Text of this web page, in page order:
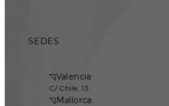
SEDES
◹Valencia
C/ Chile, 13
◹Mallorca